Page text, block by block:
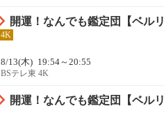
開運！なんでも鑑定団【ベル
4K
8/13(木) 19:54～20:55
BSテレ東 4K
開運！なんでも鑑定団【ベル